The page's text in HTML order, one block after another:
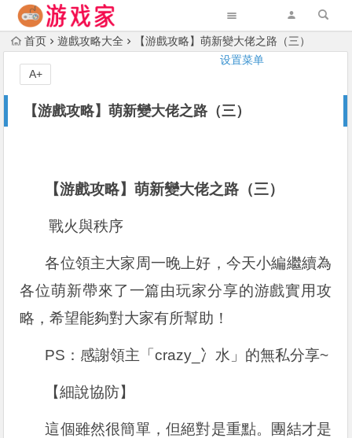
设置菜单
首页 遊戲攻略大全 【游戲攻略】萌新變大佬之路（三）
【游戲攻略】萌新變大佬之路（三）
A+
【游戲攻略】萌新變大佬之路（三）
戰火與秩序
各位領主大家周一晚上好，今天小編繼續為
各位萌新帶來了一篇由玩家分享的游戲實用攻
略，希望能夠對大家有所幫助！
PS：感謝領主「crazy_冫水」的無私分享~
【細說協防】
這個雖然很簡單，但絕對是重點。團結才是